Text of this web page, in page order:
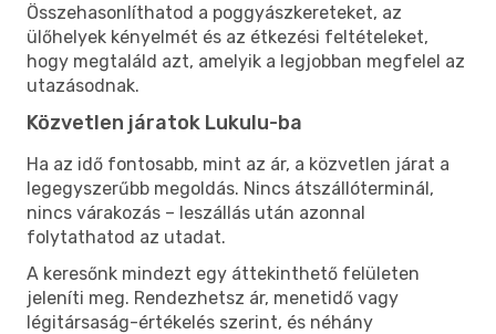
Összehasonlíthatod a poggyászkereteket, az
ülőhelyek kényelmét és az étkezési feltételeket,
hogy megtaláld azt, amelyik a legjobban megfelel az
utazásodnak.
Közvetlen járatok Lukulu-ba
Ha az idő fontosabb, mint az ár, a közvetlen járat a
legegyszerűbb megoldás. Nincs átszállóterminál,
nincs várakozás – leszállás után azonnal
folytathatod az utadat.
A keresőnk mindezt egy áttekinthető felületen
jeleníti meg. Rendezhetsz ár, menetidő vagy
légitársaság-értékelés szerint, és néhány